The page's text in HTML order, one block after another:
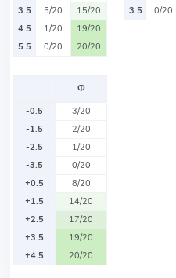
3.5
5/20
15/20
4.5
1/20
19/20
5.5
0/20 20/20
3.5
0/20
Ф
-0.5
3/20
-1.5
2/20
-2.5
1/20
-3.5
0/20
+0.5
8/20
+1.5
14/20
+2.5
17/20
+3.5
19/20
+4.5
20/20